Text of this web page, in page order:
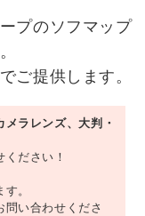
プのソフマップ
でご提供します。
ラレンズ、大判・
ださい！
。
い合わせくださ